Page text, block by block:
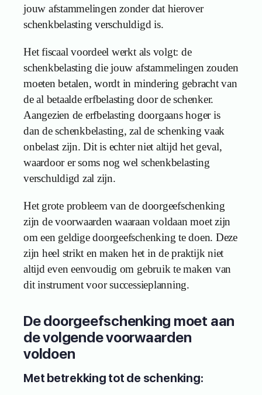
jouw afstammelingen zonder dat hierover
schenkbelasting verschuldigd is.
Het fiscaal voordeel werkt als volgt: de
schenkbelasting die jouw afstammelingen zouden
moeten betalen, wordt in mindering gebracht van
de al betaalde erfbelasting door de schenker.
Aangezien de erfbelasting doorgaans hoger is
dan de schenkbelasting, zal de schenking vaak
onbelast zijn. Dit is echter niet altijd het geval,
waardoor er soms nog wel schenkbelasting
verschuldigd zal zijn.
Het grote probleem van de doorgeefschenking
zijn de voorwaarden waaraan voldaan moet zijn
om een geldige doorgeefschenking te doen. Deze
zijn heel strikt en maken het in de praktijk niet
altijd even eenvoudig om gebruik te maken van
dit instrument voor successieplanning.
De doorgeefschenking moet aan
de volgende voorwaarden
voldoen
Met betrekking tot de schenking: